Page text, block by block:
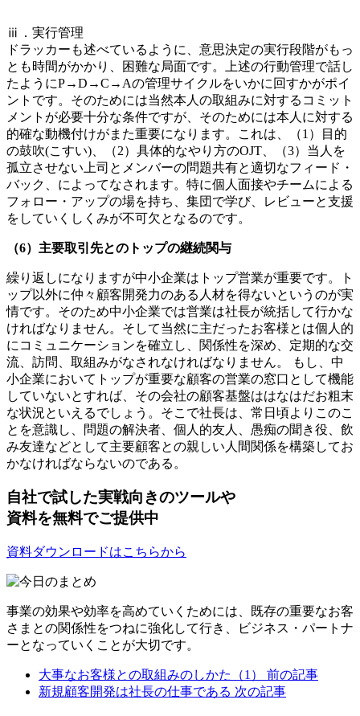
ⅲ．実行管理
ドラッカーも述べているように、意思決定の実行段階がもっ
とも時間がかかり、困難な局面です。上述の行動管理で話し
たようにP→D→C→Aの管理サイクルをいかに回すかがポイ
ントです。そのためには当然本人の取組みに対するコミット
メントが必要十分な条件ですが、そのためには本人に対する
的確な動機付けがまた重要になります。これは、（1）目的
の鼓吹(こすい)、（2）具体的なやり方のOJT、（3）当人を
孤立させない上司とメンバーの問題共有と適切なフィード・
バック、によってなされます。特に個人面接やチームによる
フォロー・アップの場を持ち、集団で学び、レビューと支援
をしていくしくみが不可欠となるのです。
（6）主要取引先とのトップの継続関与
繰り返しになりますが中小企業はトップ営業が重要です。ト
ップ以外に仲々顧客開発力のある人材を得ないというのが実
情です。そのため中小企業では営業は社長が統括して行かな
ければなりません。そして当然に主だったお客様とは個人的
にコミュニケーションを確立し、関係性を深め、定期的な交
流、訪問、取組みがなされなければなりません。 もし、中
小企業においてトップが重要な顧客の営業の窓口として機能
していないとすれば、その会社の顧客基盤ははなはだお粗末
な状況といえるでしょう。そこで社長は、常日頃よりこのこ
とを意識し、問題の解決者、個人的友人、愚痴の聞き役、飲
み友達などとして主要顧客との親しい人間関係を構築してお
かなければならないのである。
自社で試した実戦向きのツールや
資料を無料でご提供中
資料ダウンロードはこちらから
事業の効果や効率を高めていくためには、既存の重要なお客
さまとの関係性をつねに強化して行き、ビジネス・パートナ
ーとなっていくことが大切です。
大事なお客様との取組みのしかた（1）
前の記事
新規顧客開発は社長の仕事である 次の記事